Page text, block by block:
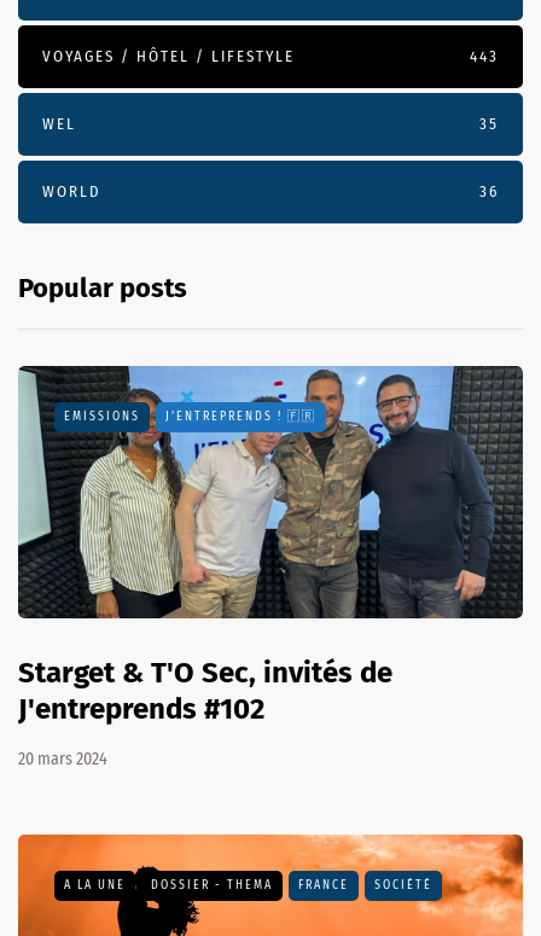
VOYAGES / HÔTEL / LIFESTYLE 443
WEL 35
WORLD 36
Popular posts
EMISSIONS J'ENTREPRENDS ! 🇫🇷
Starget & T'O Sec, invités de
J'entreprends #102
20 mars 2024
A LA UNE DOSSIER - THEMA FRANCE SOCIÉTÉ